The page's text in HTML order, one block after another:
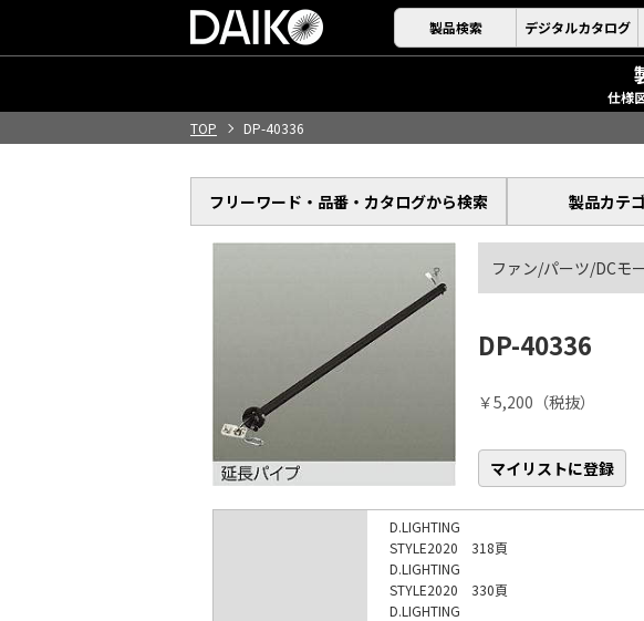
製品検索 デジタルカタログ
仕様
TOP
DP-40336
フリーワード・品番・ カタログから検索 製品カテ
ファン/パーツ/DCモ
DP-40336
￥5,200（税抜）
マイリストに登録
D.LIGHTING
STYLE2020 318頁
D.LIGHTING
STYLE2020 330頁
D.LIGHTING